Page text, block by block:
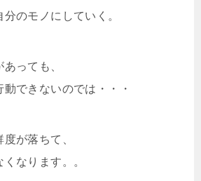
のモノにしていく。
っても、
できないのでは・・・
が落ちて、
なります。。